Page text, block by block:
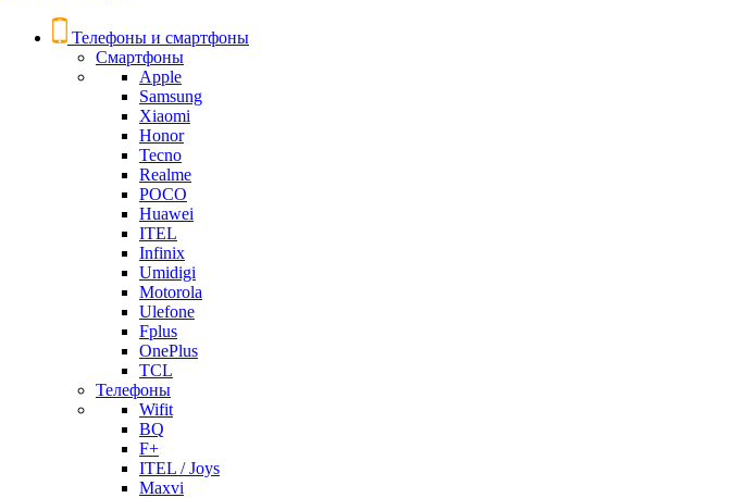
Телефоны и смартфоны
Смартфоны
Apple
Samsung
Xiaomi
Honor
Tecno
Realme
POCO
Huawei
ITEL
Infinix
Umidigi
Motorola
Ulefone
Fplus
OnePlus
TCL
Телефоны
Wifit
BQ
F+
ITEL / Joys
Maxvi